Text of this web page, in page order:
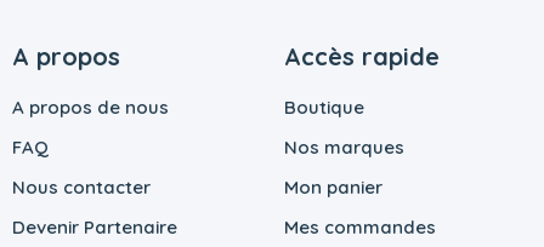
A propos
A propos de nous
FAQ
Nous contacter
Devenir Partenaire
Accès rapide
Boutique
Nos marques
Mon panier
Mes commandes